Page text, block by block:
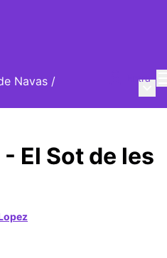
Entra
Navas /
El Sot de les